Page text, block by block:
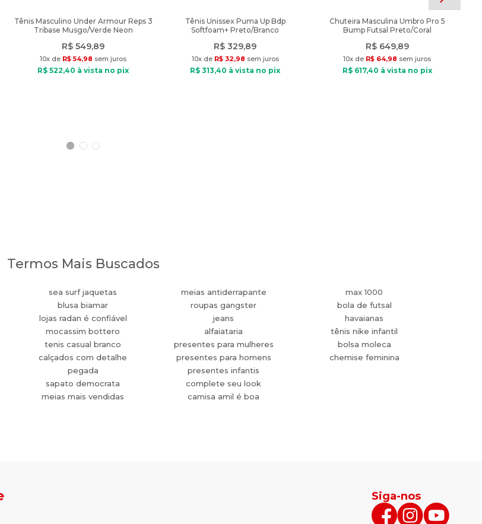
Tênis Masculino Under Armour Reps 3
Tribase Musgo/Verde Neon
R$ 549,89
10x de R$ 54,98 sem juros
R$ 522,40 à vista no pix
Tênis Unissex Puma Up Bdp
Softfoam+ Preto/Branco
R$ 329,89
10x de R$ 32,98 sem juros
R$ 313,40 à vista no pix
Chuteira Masculina Umbro Pro 5
Bump Futsal Preto/Coral
R$ 649,89
10x de R$ 64,98 sem juros
R$ 617,40 à vista no pix
Termos Mais Buscados
sea surf jaquetas
blusa biamar
lojas radan é confiável
mocassim bottero
tenis casual branco
calçados com detalhe
pegada
sapato democrata
meias mais vendidas
meias antiderrapante
roupas gangster
jeans
alfaiataria
presentes para mulheres
presentes para homens
presentes infantis
complete seu look
camisa amil é boa
max 1000
bola de futsal
havaianas
tênis nike infantil
bolsa moleca
chemise feminina
Siga-nos